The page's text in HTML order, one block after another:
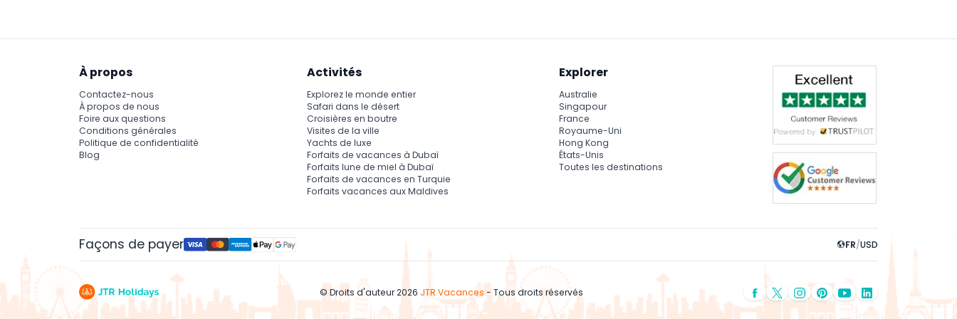
À propos
Contactez-nous
À propos de nous
Foire aux questions
Conditions générales
Politique de confidentialité
Blog
Activités
Explorez le monde entier
Safari dans le désert
Croisières en boutre
Visites de la ville
Yachts de luxe
Forfaits de vacances à Dubaï
Forfaits lune de miel à Dubaï
Forfaits de vacances en Turquie
Forfaits vacances aux Maldives
Explorer
Australie
Singapour
France
Royaume-Uni
Hong Kong
États-Unis
Toutes les destinations
Façons de payer FR/USD
© Droits d'auteur 2026 JTR Vacances - Tous droits réservés